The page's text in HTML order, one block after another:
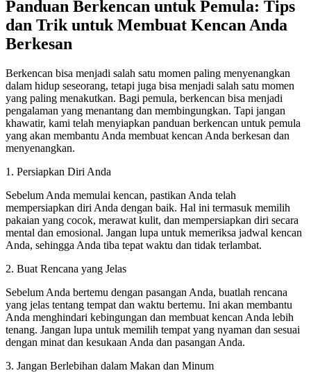
Panduan Berkencan untuk Pemula: Tips
dan Trik untuk Membuat Kencan Anda
Berkesan
Berkencan bisa menjadi salah satu momen paling menyenangkan
dalam hidup seseorang, tetapi juga bisa menjadi salah satu momen
yang paling menakutkan. Bagi pemula, berkencan bisa menjadi
pengalaman yang menantang dan membingungkan. Tapi jangan
khawatir, kami telah menyiapkan panduan berkencan untuk pemula
yang akan membantu Anda membuat kencan Anda berkesan dan
menyenangkan.
1. Persiapkan Diri Anda
Sebelum Anda memulai kencan, pastikan Anda telah
mempersiapkan diri Anda dengan baik. Hal ini termasuk memilih
pakaian yang cocok, merawat kulit, dan mempersiapkan diri secara
mental dan emosional. Jangan lupa untuk memeriksa jadwal kencan
Anda, sehingga Anda tiba tepat waktu dan tidak terlambat.
2. Buat Rencana yang Jelas
Sebelum Anda bertemu dengan pasangan Anda, buatlah rencana
yang jelas tentang tempat dan waktu bertemu. Ini akan membantu
Anda menghindari kebingungan dan membuat kencan Anda lebih
tenang. Jangan lupa untuk memilih tempat yang nyaman dan sesuai
dengan minat dan kesukaan Anda dan pasangan Anda.
3. Jangan Berlebihan dalam Makan dan Minum